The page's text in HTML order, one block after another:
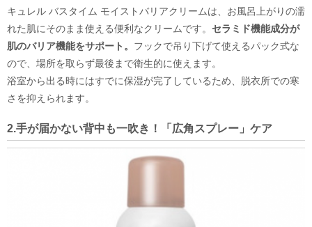
キュレル バスタイム モイストバリアクリームは、お風呂上がりの濡
れた肌にそのまま使える便利なクリームです。 セラミド機能成分が
肌のバリア機能をサポート。 フックで吊り下げて使えるパック式な
ので、場所を取らず最後まで衛生的に使えます。
浴室から出る時にはすでに保湿が完了しているため、脱衣所での寒
さを抑えられます。
2.手が届かない背中も一吹き！「広角スプレー」ケア